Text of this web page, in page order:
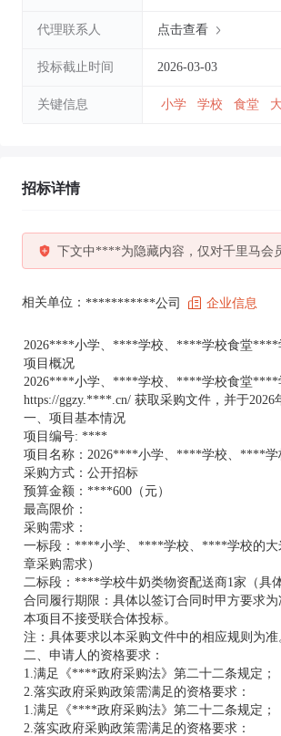
代理联系人 点击查看
投标截止时间 2026-03-03
关键信息 小学 学校 食堂
招标详情
下文中****为隐藏内容，仅对千里马会
相关单位： ***********公司 企业信息
2026****小学、****学校、****学校食堂****
项目概况
2026****小学、****学校、****学校食堂****
https://ggzy.****.cn/ 获取采购文件，并于
一、项目基本情况
项目编号: ****
项目名称：2026****小学、****学校、****
采购方式：公开招标
预算金额：****600（元）
最高限价：
采购需求：
一标段：****小学、****学校、****学校的大
章采购需求）
二标段：****学校牛奶类物资配送商1家（具
合同履行期限：具体以签订合同时甲方要求为
本项目不接受联合体投标。
注：具体要求以本采购文件中的相应规则为准
二、申请人的资格要求：
1.满足《****政府采购法》第二十二条规定；
2.落实政府采购政策需满足的资格要求：
1.满足《****政府采购法》第二十二条规定；
2.落实政府采购政策需满足的资格要求：